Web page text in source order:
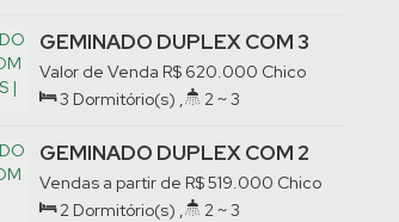
1Suíte(s), 2 Vaga(s)
GEMINADO DUPLEX COM 3
QUARTOS | CHICO DE
PAULO
R$620.000
Valor de Venda
Chico
de Paulo, Jaraguá do Sul, Santa
3 Dormitório(s) ,
2 ~ 3
1Suíte(s), 1Vaga(s)
GEMINADO DUPLEX COM 2
SUÍTES | CHICO DE PAULO
R$519.000
Vendas a partir de
Chico
de Paulo, Jaraguá do Sul, Santa
2 Dormitório(s) ,
2 ~ 3